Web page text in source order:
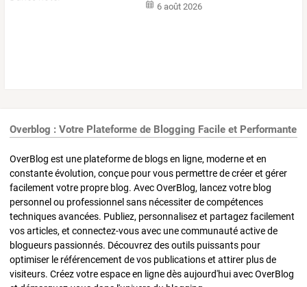
6 août 2026
Overblog : Votre Plateforme de Blogging Facile et Performante
OverBlog est une plateforme de blogs en ligne, moderne et en
constante évolution, conçue pour vous permettre de créer et gérer
facilement votre propre blog. Avec OverBlog, lancez votre blog
personnel ou professionnel sans nécessiter de compétences
techniques avancées. Publiez, personnalisez et partagez facilement
vos articles, et connectez-vous avec une communauté active de
blogueurs passionnés. Découvrez des outils puissants pour
optimiser le référencement de vos publications et attirer plus de
visiteurs. Créez votre espace en ligne dès aujourd'hui avec OverBlog